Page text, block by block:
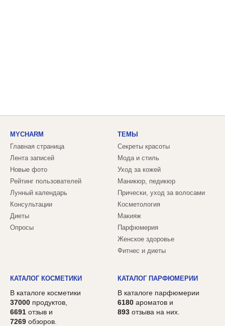
MYCHARM
Главная страница
Лента записей
Новые фото
Рейтинг пользователей
Лунный календарь
Консультации
Диеты
Опросы
ТЕМЫ
Секреты красоты
Мода и стиль
Уход за кожей
Маникюр, педикюр
Прически, уход за волосами
Косметология
Макияж
Парфюмерия
Женское здоровье
Фитнес и диеты
КАТАЛОГ КОСМЕТИКИ
В каталоге косметики
37000 продуктов,
6691 отзыв и
7269 обзоров.
КАТАЛОГ ПАРФЮМЕРИИ
В каталоге парфюмерии
6180 ароматов и
893 отзыва на них.